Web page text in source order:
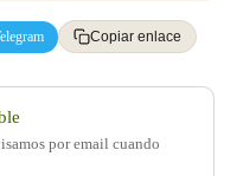
Copiar enlace
por email cuando